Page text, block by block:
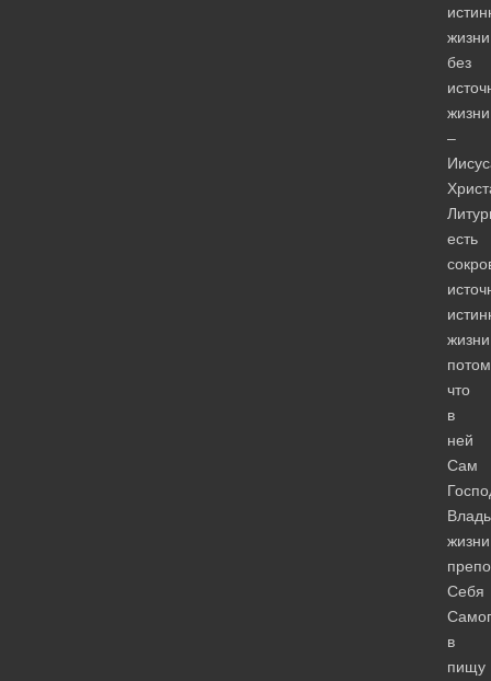
жизни
без
жизни
–
есть
что
в
ней
Сам
жизни
Себя
в
пищу